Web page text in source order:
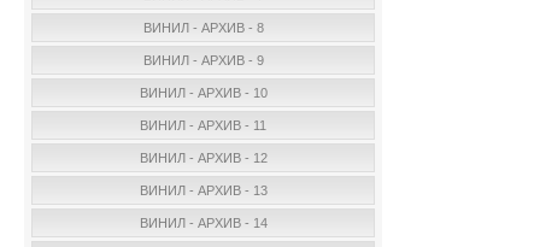
ВИНИЛ - АРХИВ - 8
ВИНИЛ - АРХИВ - 9
ВИНИЛ - АРХИВ - 10
ВИНИЛ - АРХИВ - 11
ВИНИЛ - АРХИВ - 12
ВИНИЛ - АРХИВ - 13
ВИНИЛ - АРХИВ - 14